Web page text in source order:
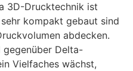
3D-Drucktechnik ist
kompakt gebaut sind
abdecken.
gegenüber Delta-
Vielfaches wächst,